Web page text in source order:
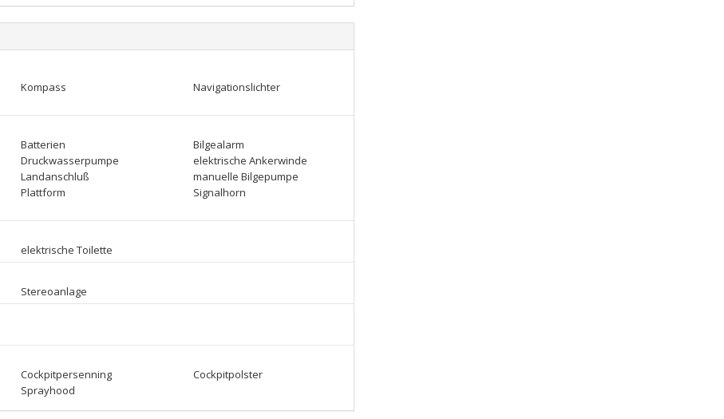
Kompass
Navigationslichter
Batterien
Bilgealarm
Druckwasserpumpe
elektrische Ankerwinde
Landanschluß
manuelle Bilgepumpe
Plattform
Signalhorn
elektrische Toilette
Stereoanlage
Cockpitpersenning
Cockpitpolster
Sprayhood